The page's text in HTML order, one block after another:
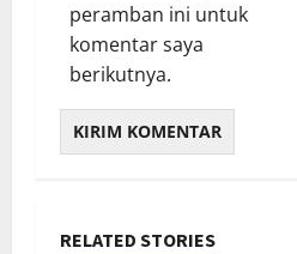
peramban ini untuk
komentar saya
berikutnya.
RELATED STORIES